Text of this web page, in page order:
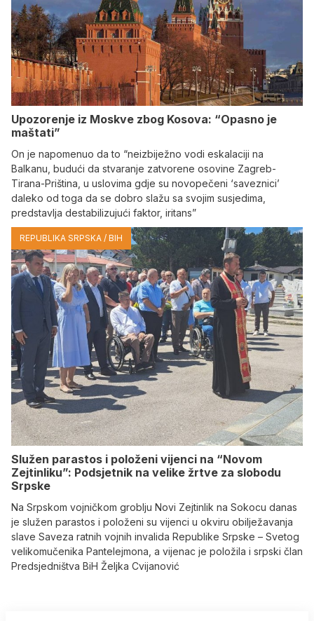
Upozorenje iz Moskve zbog Kosova: “Opasno je
maštati”
On je napomenuo da to “neizbiježno vodi eskalaciji na
Balkanu, budući da stvaranje zatvorene osovine Zagreb-
Tirana-Priština, u uslovima gdje su novopečeni ‘saveznici’
daleko od toga da se dobro slažu sa svojim susjedima,
predstavlja destabilizujući faktor, iritans”
REPUBLIKA SRPSKA / BIH
Služen parastos i položeni vijenci na “Novom
Zejtinliku”: Podsjetnik na velike žrtve za slobodu
Srpske
Na Srpskom vojničkom groblju Novi Zejtinlik na Sokocu danas
je služen parastos i položeni su vijenci u okviru obilježavanja
slave Saveza ratnih vojnih invalida Republike Srpske – Svetog
velikomučenika Pantelejmona, a vijenac je položila i srpski član
Predsjedništva BiH Željka Cvijanović